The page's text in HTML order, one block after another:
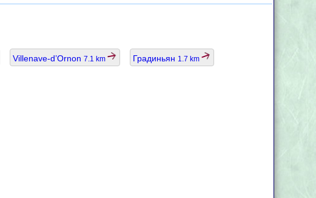
Villenave-d’Ornon 7.1 km Градиньян 1.7 km